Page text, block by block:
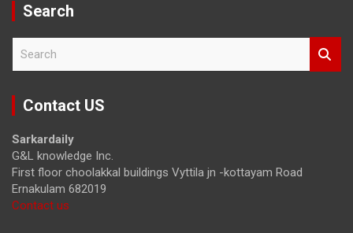
Search
r
Contact US
Sarkardaily
G&L knowledge Inc.
First floor choolakkal buildings Vyttila jn -kottayam Road
Ernakulam 682019
Contact us